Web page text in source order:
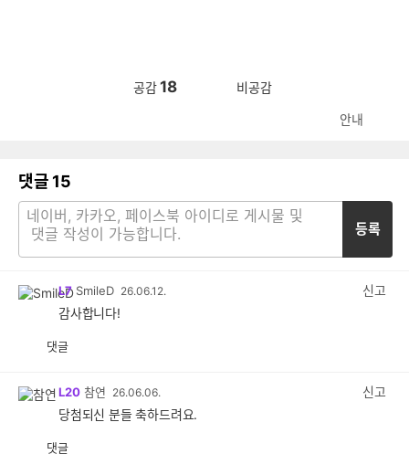
공감18 비공감
안내
댓글 15
등록
L7 SmileD 26.06.12.
신고
감사합니다!
댓글
L20 참연 26.06.06.
신고
당첨되신 분들 축하드려요.
댓글